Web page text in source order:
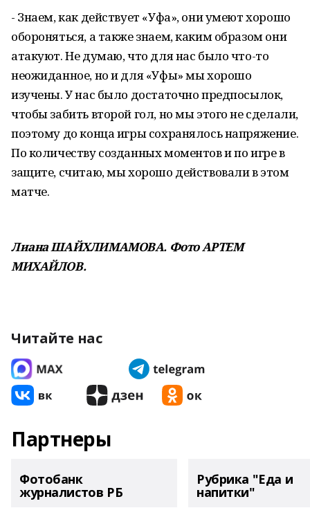
- Знаем, как действует «Уфа», они умеют хорошо
обороняться, а также знаем, каким образом они
атакуют. Не думаю, что для нас было что-то
неожиданное, но и для «Уфы» мы хорошо
изучены. У нас было достаточно предпосылок,
чтобы забить второй гол, но мы этого не сделали,
поэтому до конца игры сохранялось напряжение.
По количеству созданных моментов и по игре в
защите, считаю, мы хорошо действовали в этом
матче.
Лиана ШАЙХЛИМАМОВА. Фото АРТЕМ
МИХАЙЛОВ.
Читайте нас
Партнеры
Фотобанк
журналистов РБ
Рубрика "Еда и
напитки"